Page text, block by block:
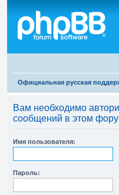
Официальная русская
Вам необходимо
сообщений в этом
Имя пользователя:
Пароль: